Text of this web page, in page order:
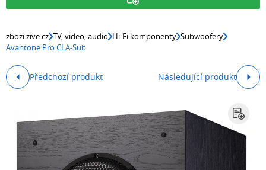
zbozi.zive.cz TV, video, audio Hi-Fi komponenty Subwoofery
Avantone Pro CLA-Sub
Předchozí produkt Následující produkt